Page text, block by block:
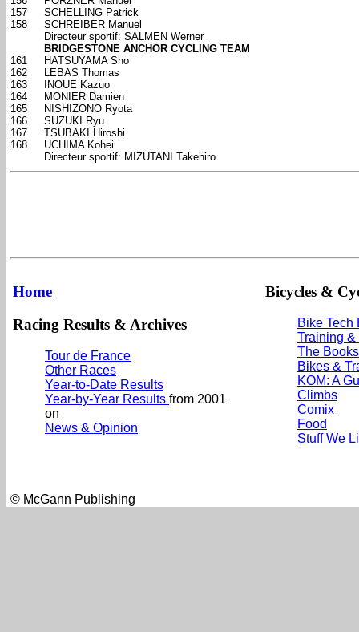
157
SCHELLING Patrick
158
SCHREIBER Manuel
Directeur sportif: SALMEN Werner
BRIDGESTONE ANCHOR CYCLING TEAM
161
HATSUYAMA Sho
162
LEBAS Thomas
163
INOUE Kazuo
164
MONIER Damien
165
NISHIZONO Ryota
166
SUZUKI Ryu
167
TSUBAKI Hiroshi
168
UCHIMA Kohei
Directeur sportif: MIZUTANI Takehiro
Home
Racing Results & Archives
Tour de France
Other Races
Year-to-Date Results
Year-by-Year Results from 2001
on
News & Opinion
Bicycles &
Bike Tech
Training
The
Bikes &
KOM: A
Climbs
Comix
Food
Stuff We
© McGann Publishing